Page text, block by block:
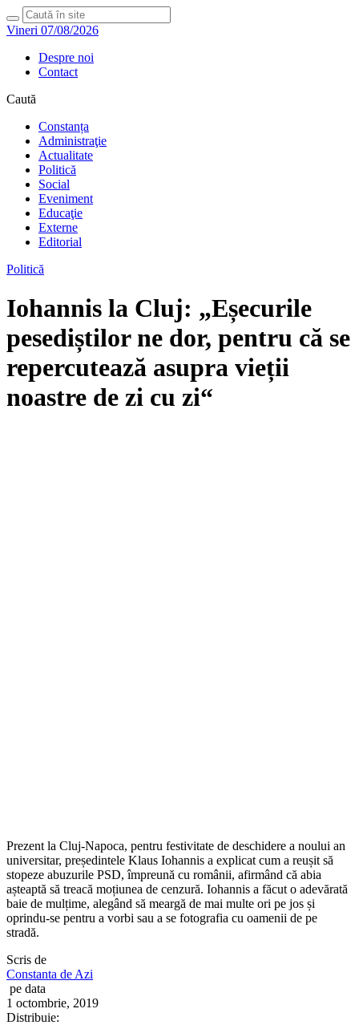
Vineri 07/08/2026
Despre noi
Contact
Caută
Constanța
Administraţie
Actualitate
Politică
Social
Eveniment
Educaţie
Externe
Editorial
Politică
Iohannis la Cluj: „Eșecurile
pesediștilor ne dor, pentru că se
repercutează asupra vieții
noastre de zi cu zi“
Prezent la Cluj-Napoca, pentru festivitate de deschidere a noului an
universitar, președintele Klaus Iohannis a explicat cum a reușit să
stopeze abuzurile PSD, împreună cu românii, afirmând că abia
așteaptă să treacă moțiunea de cenzură. Iohannis a făcut o adevărată
baie de mulțime, alegând să meargă de mai multe ori pe jos și
oprindu-se pentru a vorbi sau a se fotografia cu oamenii de pe
stradă.
Scris de
Constanta de Azi
pe data
1 octombrie, 2019
Distribuie: